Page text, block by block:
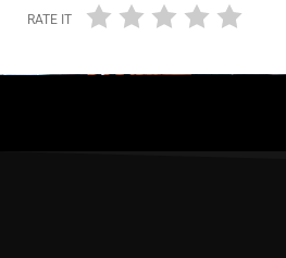
RATE IT